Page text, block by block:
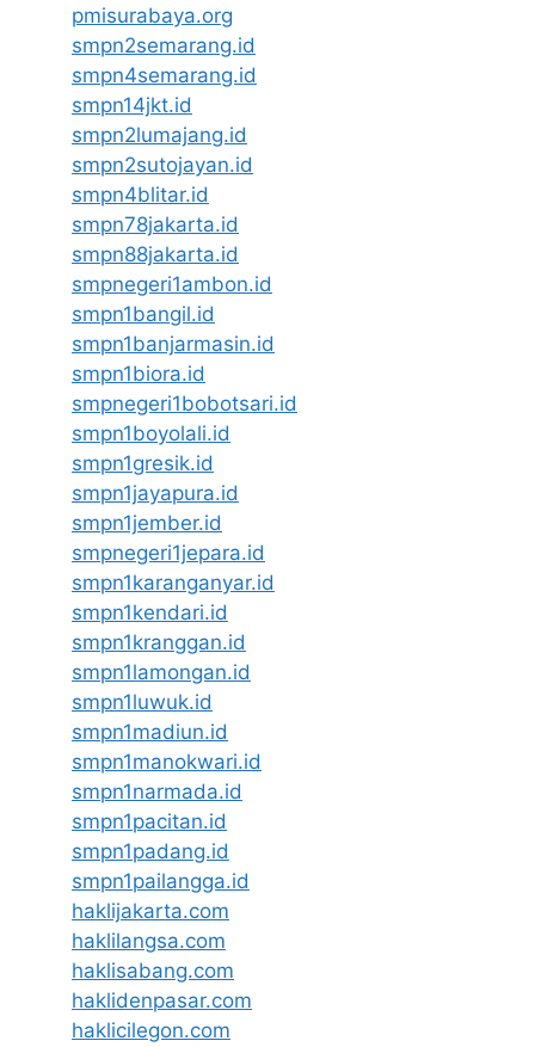
pmisurabaya.org
smpn2semarang.id
smpn4semarang.id
smpn14jkt.id
smpn2lumajang.id
smpn2sutojayan.id
smpn4blitar.id
smpn78jakarta.id
smpn88jakarta.id
smpnegeri1ambon.id
smpn1bangil.id
smpn1banjarmasin.id
smpn1biora.id
smpnegeri1bobotsari.id
smpn1boyolali.id
smpn1gresik.id
smpn1jayapura.id
smpn1jember.id
smpnegeri1jepara.id
smpn1karanganyar.id
smpn1kendari.id
smpn1kranggan.id
smpn1lamongan.id
smpn1luwuk.id
smpn1madiun.id
smpn1manokwari.id
smpn1narmada.id
smpn1pacitan.id
smpn1padang.id
smpn1pailangga.id
haklijakarta.com
haklilangsa.com
haklisabang.com
haklidenpasar.com
haklicilegon.com